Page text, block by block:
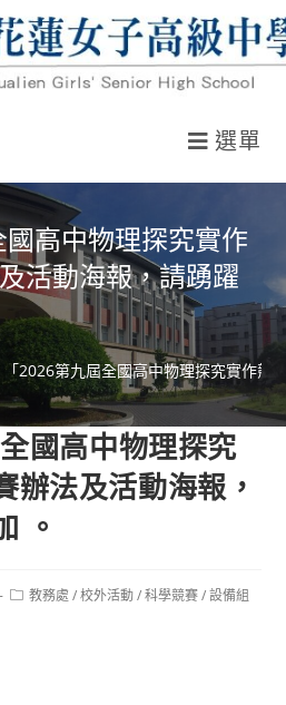
選單
高中物理探究實作
活動海報，請踴躍
「2026第九屆全國高中物理探究實作競
國高中物理探究
辦法及活動海報，
。
Post教務處 / 校外活動 / 科學競賽 / 設備組